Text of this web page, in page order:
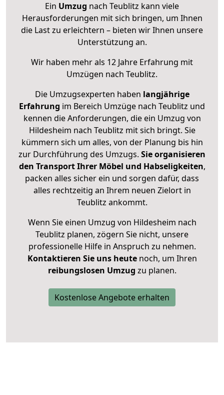
Ein Umzug nach Teublitz kann viele
Herausforderungen mit sich bringen, um Ihnen
die Last zu erleichtern – bieten wir Ihnen unsere
Unterstützung an.
Wir haben mehr als 12 Jahre Erfahrung mit
Umzügen nach Teublitz.
Die Umzugsexperten haben langjährige
Erfahrung im Bereich Umzüge nach Teublitz und
kennen die Anforderungen, die ein Umzug von
Hildesheim nach Teublitz mit sich bringt. Sie
kümmern sich um alles, von der Planung bis hin
zur Durchführung des Umzugs. Sie organisieren
den Transport Ihrer Möbel und Habseligkeiten,
packen alles sicher ein und sorgen dafür, dass
alles rechtzeitig an Ihrem neuen Zielort in
Teublitz ankommt.
Wenn Sie einen Umzug von Hildesheim nach
Teublitz planen, zögern Sie nicht, unsere
professionelle Hilfe in Anspruch zu nehmen.
Kontaktieren Sie uns heutenoch, um Ihren
reibungslosen Umzug zu planen.
Kostenlose Angebote erhalten